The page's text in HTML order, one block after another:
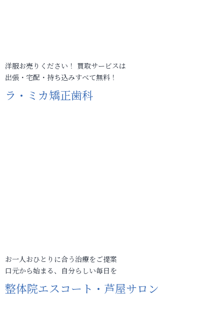
洋服お売りください！ 買取サービスは
出張・宅配・持ち込みすべて無料！
ラ・ミカ矯正歯科
お一人おひとりに合う治療をご提案
口元から始まる、自分らしい毎日を
整体院エスコート・芦屋サロン